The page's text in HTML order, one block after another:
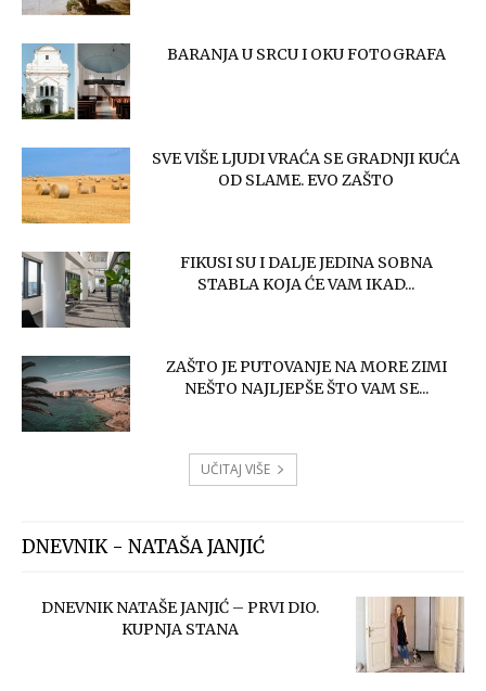
BARANJA U SRCU I OKU FOTOGRAFA
SVE VIŠE LJUDI VRAĆA SE GRADNJI KUĆA
OD SLAME. EVO ZAŠTO
FIKUSI SU I DALJE JEDINA SOBNA
STABLA KOJA ĆE VAM IKAD...
ZAŠTO JE PUTOVANJE NA MORE ZIMI
NEŠTO NAJLJEPŠE ŠTO VAM SE...
UČITAJ VIŠE
DNEVNIK - NATAŠA JANJIĆ
DNEVNIK NATAŠE JANJIĆ – PRVI DIO.
KUPNJA STANA